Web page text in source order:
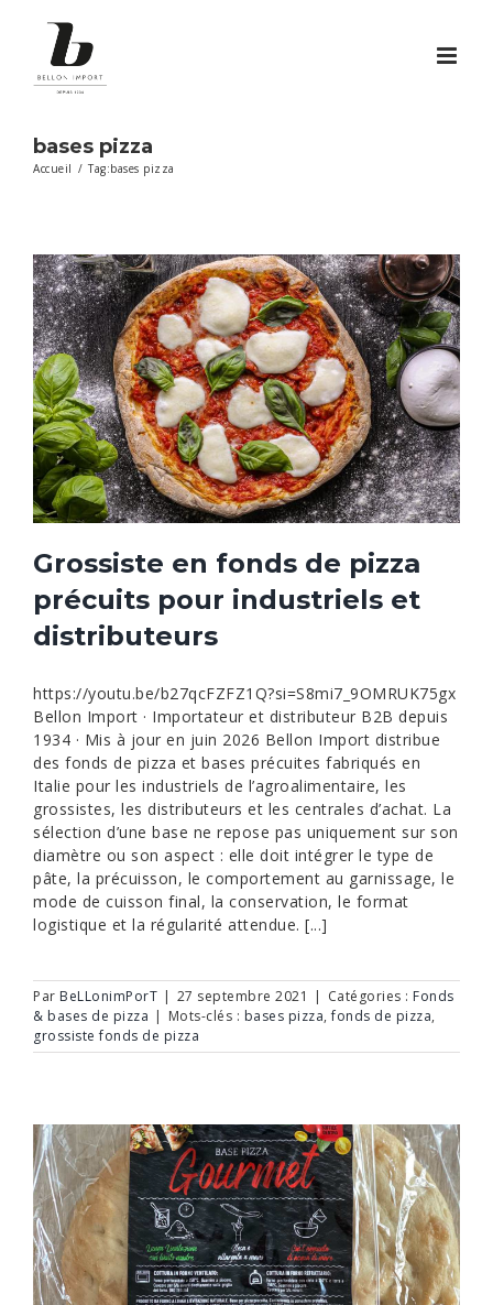
contenu
bases pizza
Accueil / Tag:bases pizza
Grossiste en fonds de pizza
précuits pour industriels et
distributeurs
https://youtu.be/b27qcFZFZ1Q?si=S8mi7_9OMRUK75gx
Bellon Import · Importateur et distributeur B2B depuis
1934 · Mis à jour en juin 2026 Bellon Import distribue
des fonds de pizza et bases précuites fabriqués en
Italie pour les industriels de l’agroalimentaire, les
grossistes, les distributeurs et les centrales d’achat. La
sélection d’une base ne repose pas uniquement sur son
diamètre ou son aspect : elle doit intégrer le type de
pâte, la précuisson, le comportement au garnissage, le
mode de cuisson final, la conservation, le format
logistique et la régularité attendue. [...]
Par BeLLonimPorT | 27 septembre 2021 | Catégories : Fonds
& bases de pizza | Mots-clés : bases pizza,fonds de pizza,
grossiste fonds de pizza